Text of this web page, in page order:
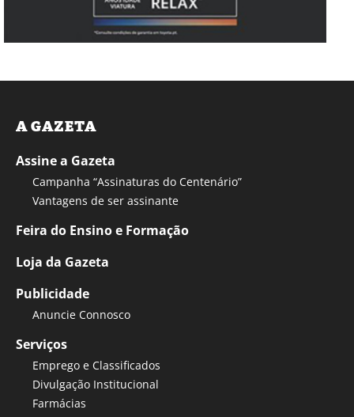
A GAZETA
Assine a Gazeta
Campanha “Assinaturas do Centenário”
Vantagens de ser assinante
Feira do Ensino e Formação
Loja da Gazeta
Publicidade
Anuncie Connosco
Serviços
Emprego e Classificados
Divulgação Institucional
Farmácias